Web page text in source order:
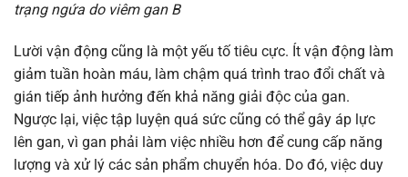
trạng ngứa do viêm gan B
Lười vận động cũng là một yếu tố tiêu cực. Ít vận động làm
giảm tuần hoàn máu, làm chậm quá trình trao đổi chất và
gián tiếp ảnh hưởng đến khả năng giải độc của gan.
Ngược lại, việc tập luyện quá sức cũng có thể gây áp lực
lên gan, vì gan phải làm việc nhiều hơn để cung cấp năng
lượng và xử lý các sản phẩm chuyển hóa. Do đó, việc duy